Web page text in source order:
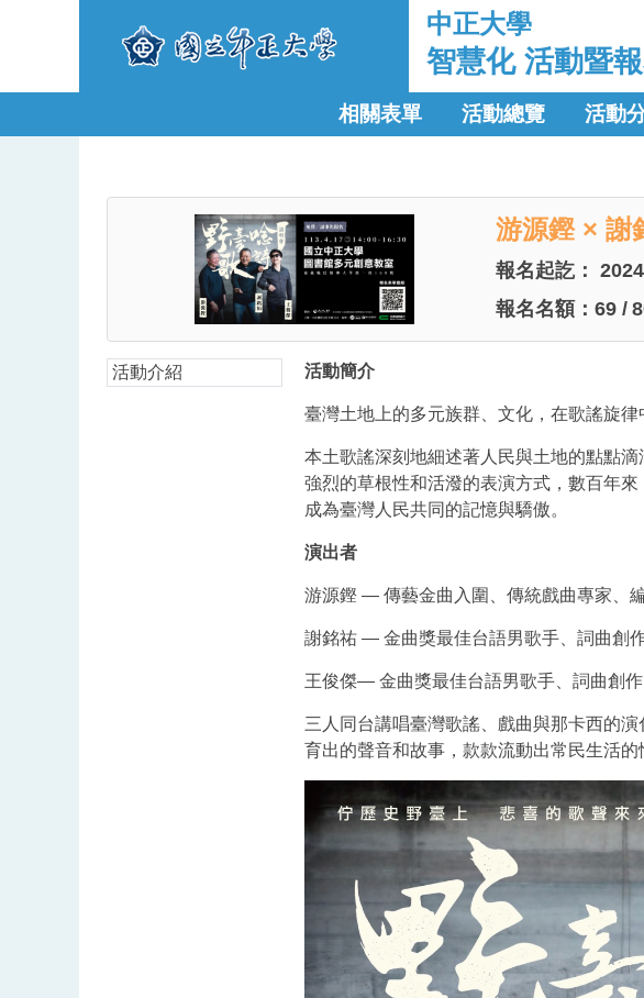
中正大學
智慧化 活動暨
相關表單 活動總覽 活動
游源鏗 × 謝
報名起訖：
報名名額：69 /
活動介紹 活動簡介
臺灣土地上的多元族群、文化，在歌謠旋律
本土歌謠深刻地細述著人民與土地的點點
強烈的草根性和活潑的表演方式，數百年
成為臺灣人民共同的記憶與驕傲。
演出者
游源鏗 — 傳藝金曲入圍、傳統戲曲專家、
謝銘祐 — 金曲獎最佳台語男歌手、詞曲創
王俊傑— 金曲獎最佳台語男歌手、詞曲創作
三人同台講唱臺灣歌謠、戲曲與那卡西的
育出的聲音和故事，款款流動出常民生活的